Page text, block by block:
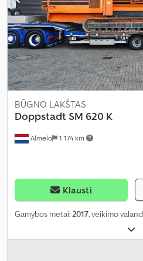
Almelo 1 174 km
BŪGNO LAKŠTAS
Doppstadt SM 620 K
Klausti
Gamybos metai:2017, veikimo